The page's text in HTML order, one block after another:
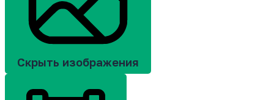
Скрыть изображения